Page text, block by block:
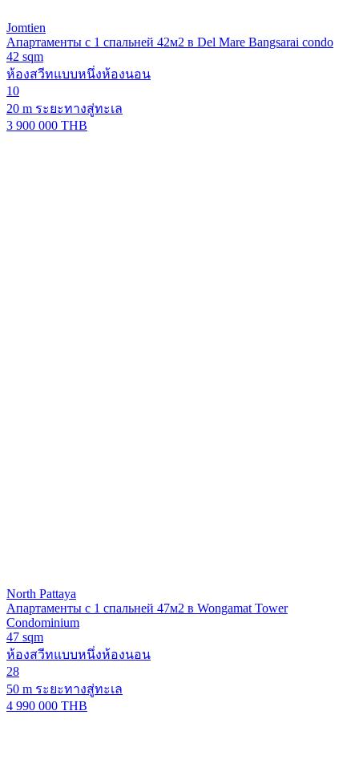
Jomtien
Апартаменты с 1 спальней 42м2 в Del Mare Bangsarai condo
42 sqm
ห้องสวีทแบบหนึ่งห้องนอน
10
20 m ระยะทางสู่ทะเล
3 900 000 THB
North Pattaya
Апартаменты с 1 спальней 47м2 в Wongamat Tower
Condominium
47 sqm
ห้องสวีทแบบหนึ่งห้องนอน
28
50 m ระยะทางสู่ทะเล
4 990 000 THB